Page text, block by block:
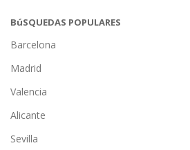
BúSQUEDAS POPULARES
Barcelona
Madrid
Valencia
Alicante
Sevilla